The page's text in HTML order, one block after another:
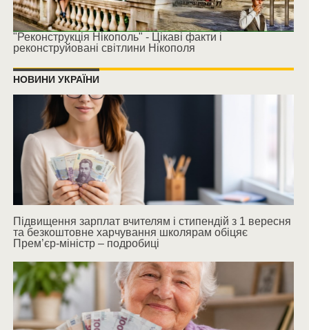
"Реконструкція Нікополь" - Цікаві факти і
реконструйовані світлини Нікополя
НОВИНИ УКРАЇНИ
Підвищення зарплат вчителям і стипендій з 1 вересня
та безкоштовне харчування школярам обіцяє
Прем’єр-міністр – подробиці